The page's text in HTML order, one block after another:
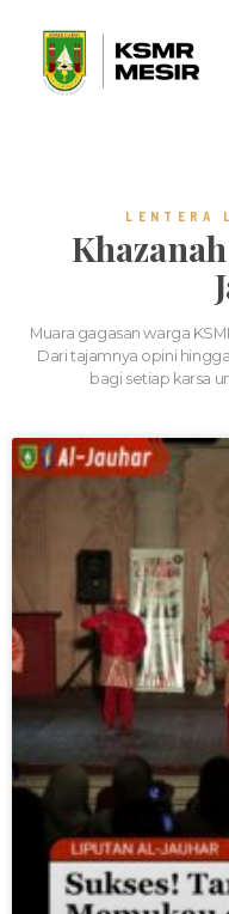
LENTERA
Muara gagasan warga
Dari tajamnya opini
bagi setiap karsa